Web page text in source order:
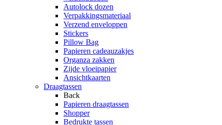
Autolock dozen
Verpakkingsmateriaal
Verzend enveloppen
Stickers
Pillow Bag
Papieren cadeauzakjes
Organza zakken
Zijde vloeipapier
Ansichtkaarten
Draagtassen
Back
Papieren draagtassen
Shopper
Bedrukte tassen